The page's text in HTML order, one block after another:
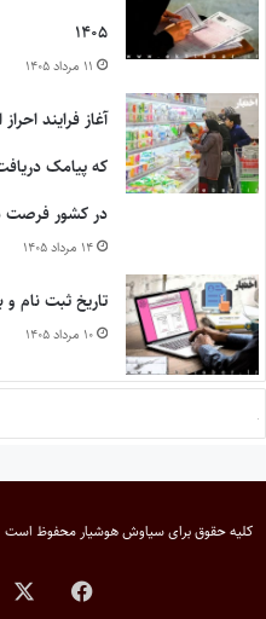
۱۴۰۵
۱۱ مرداد ۱۴۰۵
آغاز فرایند
که پیامک
در کشور فرصت
۱۴ مرداد ۱۴۰۵
تاریخ ثبت نام و
۱۰ مرداد ۱۴۰۵
کلیه حقوق برایسیاوش هوشیار محفوظ است